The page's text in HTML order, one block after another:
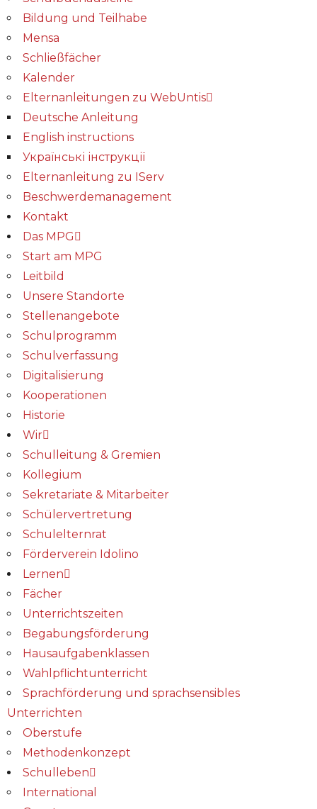
Bildung und Teilhabe
Mensa
Schließfächer
Kalender
Elternanleitungen zu WebUntis
Deutsche Anleitung
English instructions
Українські інструкції
Elternanleitung zu IServ
Beschwerdemanagement
Kontakt
Das MPG
Start am MPG
Leitbild
Unsere Standorte
Stellenangebote
Schulprogramm
Schulverfassung
Digitalisierung
Kooperationen
Historie
Wir
Schulleitung & Gremien
Kollegium
Sekretariate & Mitarbeiter
Schülervertretung
Schulelternrat
Förderverein Idolino
Lernen
Fächer
Unterrichtszeiten
Begabungs­förderung
Hausaufgabenklassen
Wahlpflichtunterricht
Sprachförderung und sprachsensibles
Unterrichten
Oberstufe
Methodenkonzept
Schulleben
International